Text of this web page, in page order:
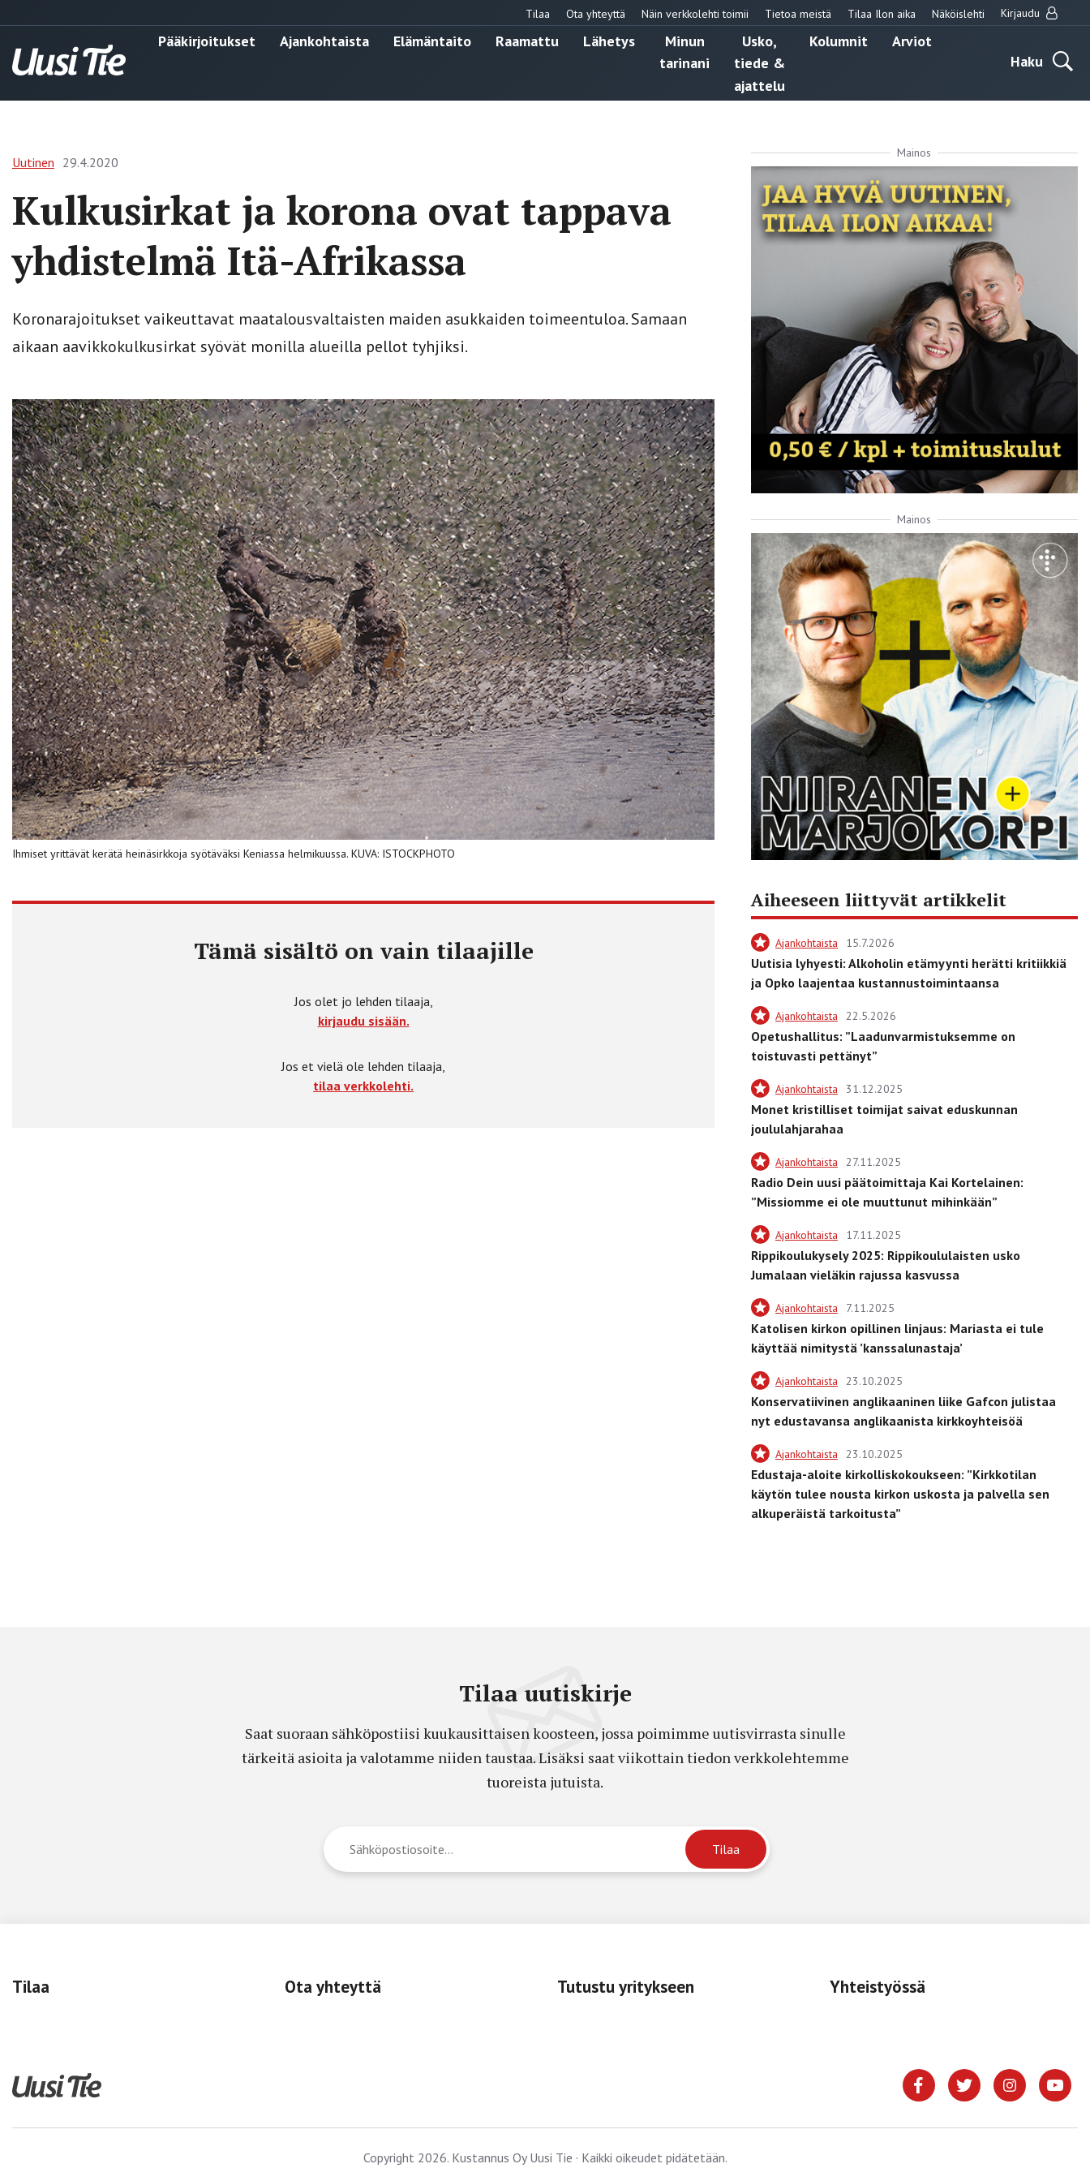
Tilaa Ota yhteyttä Näin verkkolehti toimii Tietoa meistä Tilaa Ilon aika Näköislehti Kirjaudu
Pääkirjoitukset Ajankohtaista Elämäntaito Raamattu Lähetys
Minun
tarinani
Usko,
tiede &
ajattelu
Kolumnit
Arviot
Haku
Uutinen 29.4.2020
Kulkusirkat ja korona ovat tappava
yhdistelmä Itä-Afrikassa
Koronarajoitukset vaikeuttavat maatalousvaltaisten maiden asukkaiden toimeentuloa. Samaan
aikaan aavikkokulkusirkat syövät monilla alueilla pellot tyhjiksi.
Ihmiset yrittävät kerätä heinäsirkkoja syötäväksi Keniassa helmikuussa. KUVA: ISTOCKPHOTO
Tämä sisältö on vain tilaajille
Jos olet jo lehden tilaaja,
kirjaudu sisään.
Jos et vielä ole lehden tilaaja,
tilaa verkkolehti.
Mainos
Mainos
Aiheeseen liittyvät artikkelit
Ajankohtaista 15.7.2026
Uutisia lyhyesti: Alkoholin etämyynti herätti kritiikkiä
ja Opko laajentaa kustannustoimintaansa
Ajankohtaista 22.5.2026
Opetushallitus: ”Laadunvarmistuksemme on
toistuvasti pettänyt”
Ajankohtaista 31.12.2025
Monet kristilliset toimijat saivat eduskunnan
joululahjarahaa
Ajankohtaista 27.11.2025
Radio Dein uusi päätoimittaja Kai Kortelainen:
”Missiomme ei ole muuttunut mihinkään”
Ajankohtaista 17.11.2025
Rippikoulukysely 2025: Rippikoululaisten usko
Jumalaan vieläkin rajussa kasvussa
Ajankohtaista 7.11.2025
Katolisen kirkon opillinen linjaus: Mariasta ei tule
käyttää nimitystä ’kanssalunastaja’
Ajankohtaista 23.10.2025
Konservatiivinen anglikaaninen liike Gafcon julistaa
nyt edustavansa anglikaanista kirkkoyhteisöä
Ajankohtaista 23.10.2025
Edustaja-aloite kirkolliskokoukseen: ”Kirkkotilan
käytön tulee nousta kirkon uskosta ja palvella sen
alkuperäistä tarkoitusta”
Tilaa uutiskirje
Saat suoraan sähköpostiisi kuukausittaisen koosteen, jossa poimimme uutisvirrasta sinulle
tärkeitä asioita ja valotamme niiden taustaa. Lisäksi saat viikottain tiedon verkkolehtemme
tuoreista jutuista.
Tilaa Ota yhteyttä Tutustu yritykseen Yhteistyössä
Copyright 2026. Kustannus Oy Uusi Tie · Kaikki oikeudet pidätetään.